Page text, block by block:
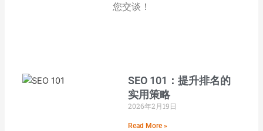
您交谈！
SEO 101：提升排名的
实用策略
2026年2月19日
Read More »